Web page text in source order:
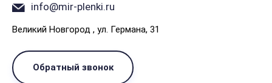
info@mir-plenki.ru
Великий Новгород , ул. Германа, 31
Обратный звонок